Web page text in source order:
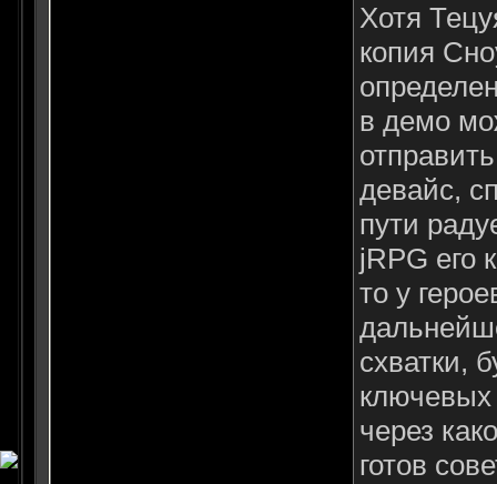
Хотя
копия
в демо
девайс,
пути
jRPG его
то у
схватки,
ключевых
через
готов